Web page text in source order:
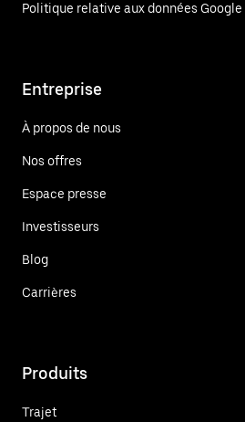
Politique relative aux données Google
Entreprise
À propos de nous
Nos offres
Espace presse
Investisseurs
Blog
Carrières
Produits
Trajet